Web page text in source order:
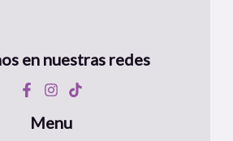
en nuestras redes
Menu